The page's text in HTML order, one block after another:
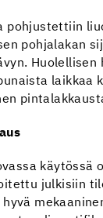
pohjustettiin
pohjalakan
laikkaa
julkisiin